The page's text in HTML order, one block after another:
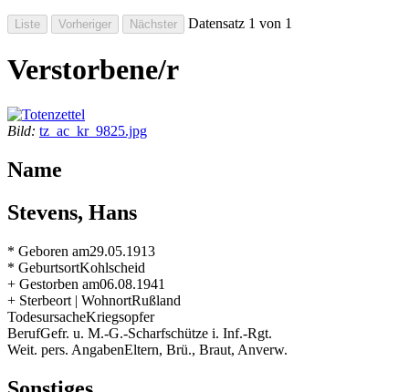
Datensatz 1 von 1
Verstorbene/r
Bild: tz_ac_kr_9825.jpg
Name
Stevens, Hans
* Geboren am29.05.1913
* GeburtsortKohlscheid
+ Gestorben am06.08.1941
+ Sterbeort | WohnortRußland
TodesursacheKriegsopfer
BerufGefr. u. M.-G.-Scharfschütze i. Inf.-Rgt.
Weit. pers. AngabenEltern, Brü., Braut, Anverw.